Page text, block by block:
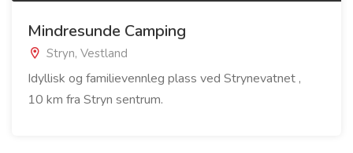
Mindresunde Camping
Stryn, Vestland
Idyllisk og familievennleg plass ved Strynevatnet ,
10 km fra Stryn sentrum.